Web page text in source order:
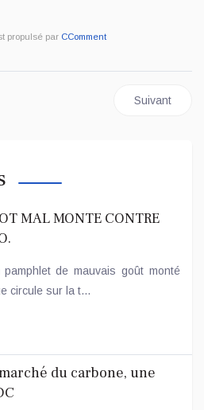
propulsé par CComment
Angola : Coopération économique
Article
Suivant
MAL MONTE CONTRE
de mauvais goût monté
circule sur la t...
du carbone, une